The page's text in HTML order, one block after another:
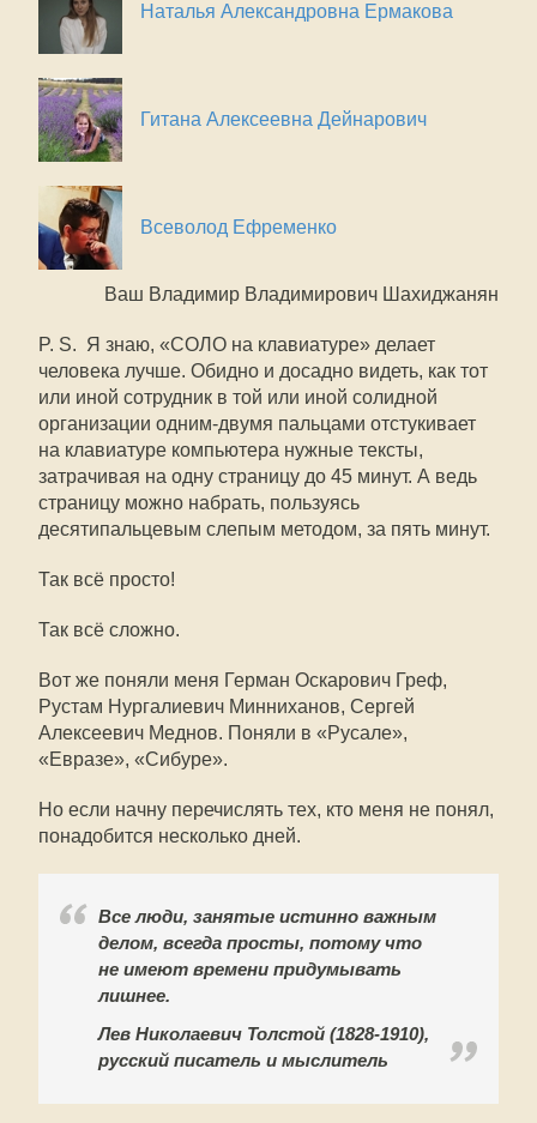
Наталья Александровна Ермакова
Гитана Алексеевна Дейнарович
Всеволод Ефременко
Ваш Владимир Владимирович Шахиджанян
P. S. Я знаю, «СОЛО на клавиатуре» делает
человека лучше. Обидно и досадно видеть, как тот
или иной сотрудник в той или иной солидной
организации одним-двумя пальцами отстукивает
на клавиатуре компьютера нужные тексты,
затрачивая на одну страницу до 45 минут. А ведь
страницу можно набрать, пользуясь
десятипальцевым слепым методом, за пять минут.
Так всё просто!
Так всё сложно.
Вот же поняли меня Герман Оскарович Греф,
Рустам Нургалиевич Минниханов, Сергей
Алексеевич Меднов. Поняли в «Русале»,
«Евразе», «Сибуре».
Но если начну перечислять тех, кто меня не понял,
понадобится несколько дней.
Все люди, занятые истинно важным
делом, всегда просты, потому что
не имеют времени придумывать
лишнее.
Лев Николаевич Толстой (1828-1910),
русский писатель и мыслитель